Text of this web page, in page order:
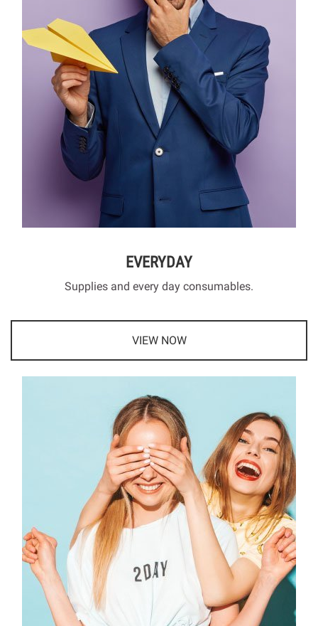
EVERYDAY
Supplies and every day consumables.
VIEW NOW